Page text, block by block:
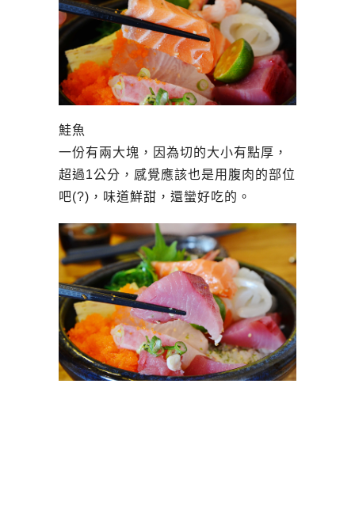
鮭魚
一份有兩大塊，因為切的大小有點厚，
超過1公分，感覺應該也是用腹肉的部位
吧(?)，味道鮮甜，還蠻好吃的。